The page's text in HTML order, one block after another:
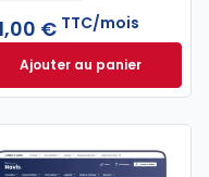
à 199,00 € TTC
€ TTC/mois
Ajouter au panier
Oppus Expert à